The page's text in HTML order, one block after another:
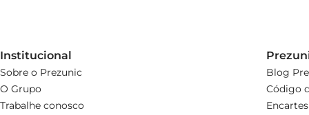
Institucional
Sobre o Prezunic
O Grupo
Trabalhe conosco
Blog
Código
Encartes